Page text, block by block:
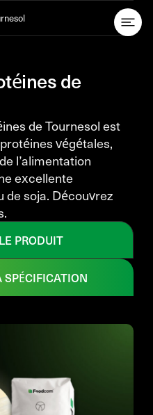
de
de Tournesol est
végétales,
l’alimentation
excellente
soja. Découvrez
PRODUIT
SPÉCIFICATION